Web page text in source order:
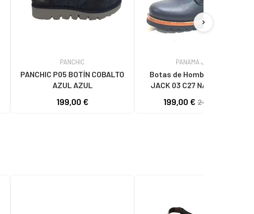
PANCHIC
PANCHIC P05 BOTÍN COBALTO
AZUL AZUL
199,00 €
PANAMA JACK
Botas de Hombre PANAMA
JACK 03 C27 NAPA GRASS
199,00 €244,59 €
chevron_right